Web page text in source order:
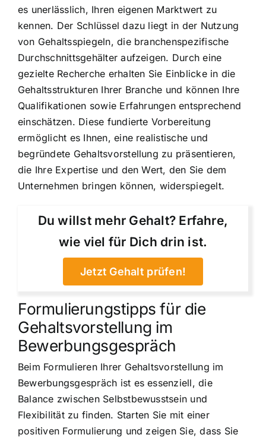
es unerlässlich, Ihren eigenen Marktwert zu
kennen. Der Schlüssel dazu liegt in der Nutzung
von Gehaltsspiegeln, die branchenspezifische
Durchschnittsgehälter aufzeigen. Durch eine
gezielte Recherche erhalten Sie Einblicke in die
Gehaltsstrukturen Ihrer Branche und können Ihre
Qualifikationen sowie Erfahrungen entsprechend
einschätzen. Diese fundierte Vorbereitung
ermöglicht es Ihnen, eine realistische und
begründete Gehaltsvorstellung zu präsentieren,
die Ihre Expertise und den Wert, den Sie dem
Unternehmen bringen können, widerspiegelt.
Du willst mehr Gehalt? Erfahre,
wie viel für Dich drin ist.
Jetzt Gehalt prüfen!
Formulierungstipps für die
Gehaltsvorstellung im
Bewerbungsgespräch
Beim Formulieren Ihrer Gehaltsvorstellung im
Bewerbungsgespräch ist es essenziell, die
Balance zwischen Selbstbewusstsein und
Flexibilität zu finden. Starten Sie mit einer
positiven Formulierung und zeigen Sie, dass Sie